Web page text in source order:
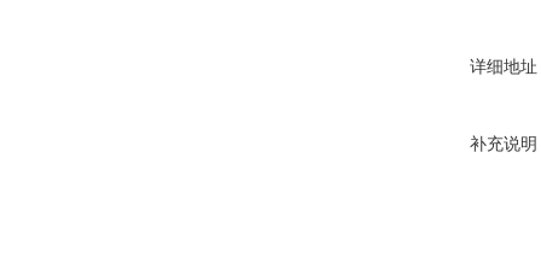
详细地址
补充说明